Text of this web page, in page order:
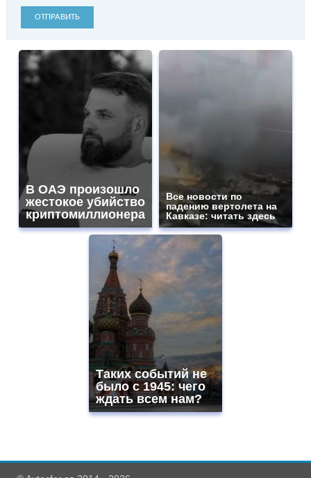
ОТПРАВИТЬ
В ОАЭ произошло
жестокое убийство
криптомиллионера
Все новости по
падению вертолета на
Кавказе: читать здесь
Таких событий не
было с 1945: чего
ждать всем нам?